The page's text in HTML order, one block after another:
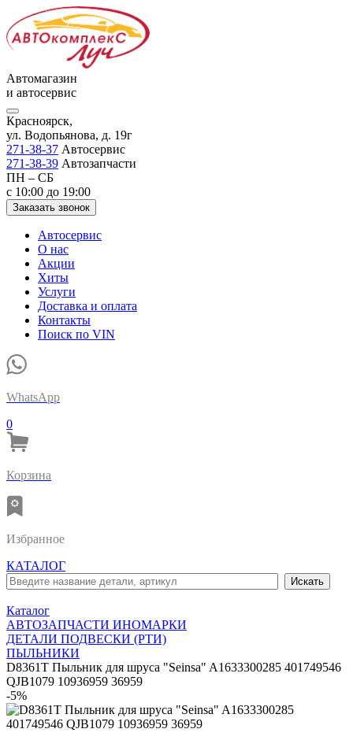
Автомагазин
и автосервис
Красноярск,
ул. Водопьянова, д. 19г
271-38-37 Автосервис
271-38-39 Автозапчасти
ПН – СБ
с 10:00 до 19:00
Заказать звонок
Автосервис
О нас
Акции
Хиты
Услуги
Доставка и оплата
Контакты
Поиск по VIN
WhatsApp
0
Корзина
Избранное
КАТАЛОГ
Каталог
АВТОЗАПЧАСТИ ИНОМАРКИ
ДЕТАЛИ ПОДВЕСКИ (РТИ)
ПЫЛЬНИКИ
D8361T Пыльник для шруса "Seinsa" A1633300285 401749546
QJB1079 10936959 36959
-5%